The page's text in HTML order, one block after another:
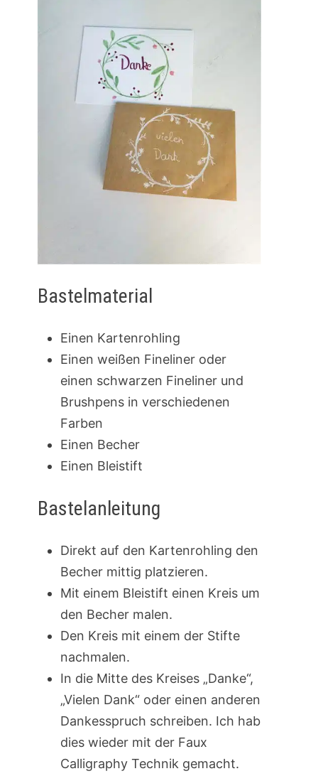
Bastelmaterial
Einen Kartenrohling
Einen weißen Fineliner oder
einen schwarzen Fineliner und
Brushpens in verschiedenen
Farben
Einen Becher
Einen Bleistift
Bastelanleitung
Direkt auf den Kartenrohling den
Becher mittig platzieren.
Mit einem Bleistift einen Kreis um
den Becher malen.
Den Kreis mit einem der Stifte
nachmalen.
In die Mitte des Kreises „Danke“,
„Vielen Dank“ oder einen anderen
Dankesspruch schreiben. Ich hab
dies wieder mit der Faux
Calligraphy Technik gemacht.